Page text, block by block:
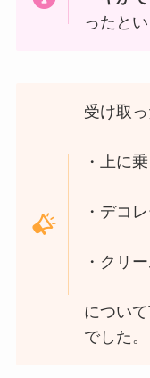
ったと
受け取
・上に
・デコ
・クリ
につい
でした。